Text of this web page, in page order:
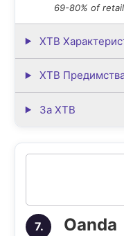
69-80% of
XTB
XTB
За XTB
7. Oanda